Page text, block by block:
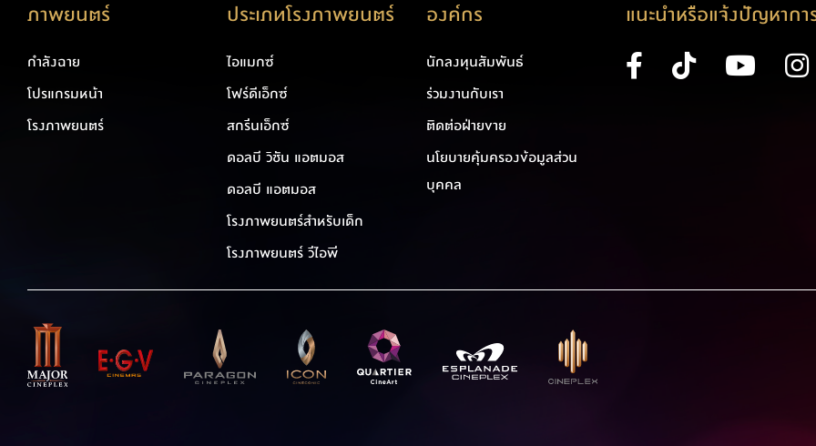
ภาพยนตร์
กำลังฉาย
โปรแกรมหน้า
โรงภาพยนตร์
ประเภทโรงภาพยนตร์
ไอแมกซ์
โฟร์ดีเอ็กซ์
สกรีนเอ็กซ์
ดอลบี วิชัน แอตมอส
ดอลบี แอตมอส
โรงภาพยนตร์สำหรับเด็ก
โรงภาพยนตร์ วีไอพี
องค์กร
นักลงทุนสัมพันธ์
ร่วมงานกับเรา
ติดต่อฝ่ายขาย
นโยบายคุ้มครองข้อมูลส่วน
บุคคล
แนะนำหรือแจ้งปัญหากา